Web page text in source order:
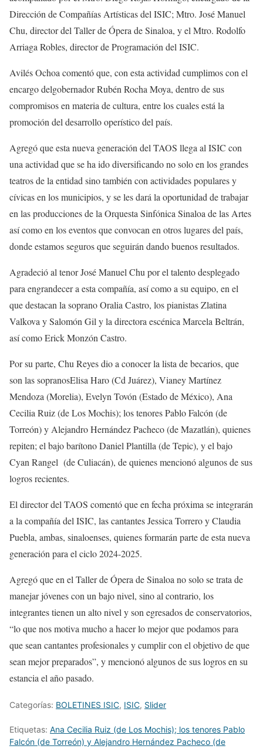
Dirección de Compañías Artísticas del ISIC; Mtro. José Manuel
Chu, director del Taller de Ópera de Sinaloa, y el Mtro. Rodolfo
Arriaga Robles, director de Programación del ISIC.
Avilés Ochoa comentóque, con esta actividad cumplimos con el
encargodelgobernador Rubén Rocha Moya, dentro de sus
compromisos en materia de cultura, entrelos cuales está la
promoción del desarrollooperísticodel país.
Agregó que esta nueva generación del TAOS llega al ISIC con
una actividad que se ha idodiversificandono solo en los grandes
teatros de la entidad sino también con actividades populares y
cívicas en los municipios, y seles dará la oportunidad de trabajar
en lasproduccionesde la Orquesta Sinfónica Sinaloa de las Artes
así como en los eventos que convocan en otroslugaresdel país,
donde estamos seguros que seguirán dando buenos resultados.
Agradeció al tenorJosé Manuel Chu por el talento desplegado
para engrandecer a esta compañía, así como a su equipo, en el
quedestacan la sopranoOralia Castro, los pianistas Zlatina
Valkova ySalomón Gil yla directora escénica Marcela Beltrán,
así como Erick Monzón Castro.
Por su parte, Chu Reyes dio a conocer la lista debecarios, que
son las sopranosElisa Haro (Cd Juárez), Vianey Martínez
Mendoza (Morelia), Evelyn Tovón (Estado de México), Ana
Cecilia Ruiz (de Los Mochis); los tenores Pablo Falcón (de
Torreón) y Alejandro Hernández Pacheco(de Mazatlán), quienes
repiten; el bajo barítonoDaniel Plantilla (de Tepic), y el bajo
Cyan Rangel (de Culiacán), de quienes mencionó algunos de sus
logros recientes.
El director del TAOS comentó que en fecha próxima se integrarán
a la compañía del ISIC, las cantantes Jessica Torrero y Claudia
Puebla, ambas, sinaloenses, quienes formarán parte de esta nueva
generación para el ciclo 2024-2025.
Agregó que en el Taller de Ópera de Sinaloa no solo se trata de
manejarjóvenescon un bajo nivel, sino al contrario, los
integrantes tienen un altonivel y son egresados deconservatorios,
“lo quenos motiva muchoa hacer lo mejorque podamos para
que sean cantantes profesionalesycumplircon el objetivode que
sean mejor preparados”, y mencionó algunos desuslogros en su
estancia el año pasado.
Categorías: BOLETINES ISIC, ISIC, Slider
Etiquetas: Ana Cecilia Ruiz (de Los Mochis); los tenores Pablo
Falcón (de Torreón) y Alejandro Hernández Pacheco (de